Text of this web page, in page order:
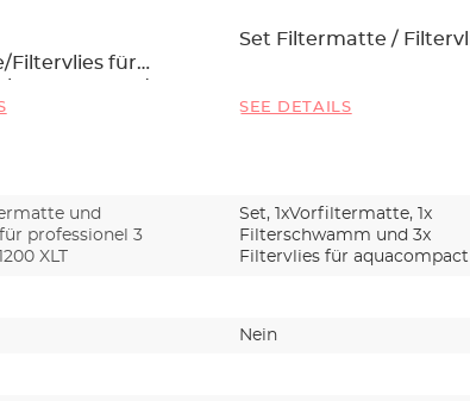
Filtervlies für
3 1200 XL und
Set Filtermatte /
SEE DETAILS
und
professionel 3
XLT
Set, 1xVorfiltermatte, 1x
Filterschwamm und 3x
Filtervlies für
Nein